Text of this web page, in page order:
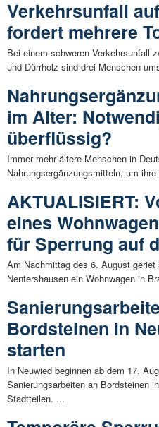
Verkehrsunfall
fordert mehrere
Bei einem schweren Verkehrsunfall
und Dürrholz sind drei Menschen
im Alter:
überflüssig?
Immer mehr ältere Menschen in
Nahrungsergänzungsmitteln, um
AKTUALISIERT:
eines
für Sperrung auf
Am Nachmittag des 6. August geriet
Nentershausen ein Wohnwagen in
Bordsteinen in
starten
In Neuwied beginnen ab dem 17.
Sanierungsarbeiten an Bordsteinen
Stadtteilen. ...